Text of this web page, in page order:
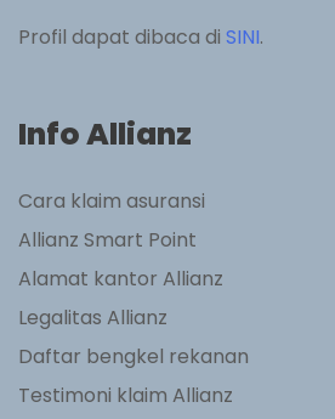
Profil dapat dibaca di SINI.
Info Allianz
Cara klaim asuransi
Allianz Smart Point
Alamat kantor Allianz
Legalitas Allianz
Daftar bengkel rekanan
Testimoni klaim Allianz